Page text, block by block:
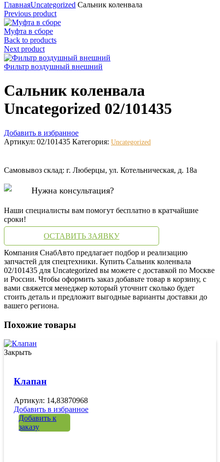
ГлавнаяUncategorized Сальник коленвала
Previous product
Муфта в сборе
Back to products
Next product
Фильтр воздушный внешний
Сальник коленвала
Uncategorized 02/101435
Добавить в избранное
Артикул: 02/101435 Категория: Uncategorized
Самовывоз склад: г. Люберцы, ул. Котельническая, д. 18а
Нужна консультация?
Наши специалисты вам помогут бесплатно в кратчайшие
сроки!
ОСТАВИТЬ ЗАЯВКУ
Компания СнабАвто предлагает подбор и реализацию
запчастей для спецтехники. Купить Сальник коленвала
02/101435 для Uncategorized вы можете с доставкой по Москве
и России. Чтобы оформить заказ добавьте товар в корзину, с
вами свяжется менеджер который уточнит сколько будет
стоить деталь и предложит выгодные варианты доставки до
вашего региона.
Похожие товары
Закрыть
Клапан
Артикул: 14,83870968
Добавить в избранное
Добавить к
заказу